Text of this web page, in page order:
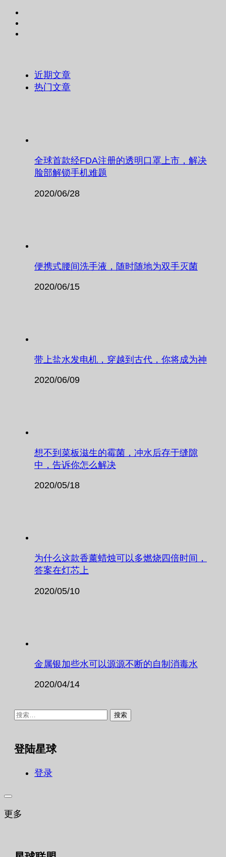
近期文章
热门文章
全球首款经FDA注册的透明口罩上市，解决
脸部解锁手机难题
2020/06/28
便携式腰间洗手液，随时随地为双手灭菌
2020/06/15
带上盐水发电机，穿越到古代，你将成为神
2020/06/09
想不到菜板滋生的霉菌，冲水后存于缝隙
中，告诉你怎么解决
2020/05/18
为什么这款香薰蜡烛可以多燃烧四倍时间，
答案在灯芯上
2020/05/10
金属银加些水可以源源不断的自制消毒水
2020/04/14
搜
登陆星球
登录
更多